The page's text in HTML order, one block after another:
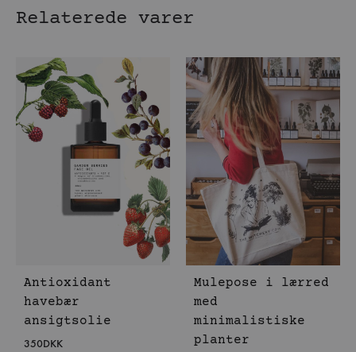
Relaterede varer
Antioxidant
havebær
ansigtsolie
350DKK
Mulepose i lærred
med
minimalistiske
planter